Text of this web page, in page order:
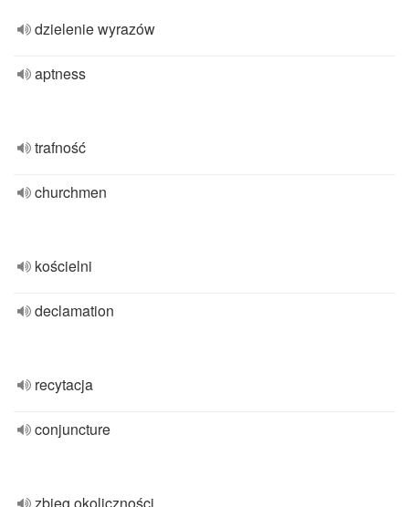
dzielenie wyrazów
aptness
trafność
churchmen
kościelni
declamation
recytacja
conjuncture